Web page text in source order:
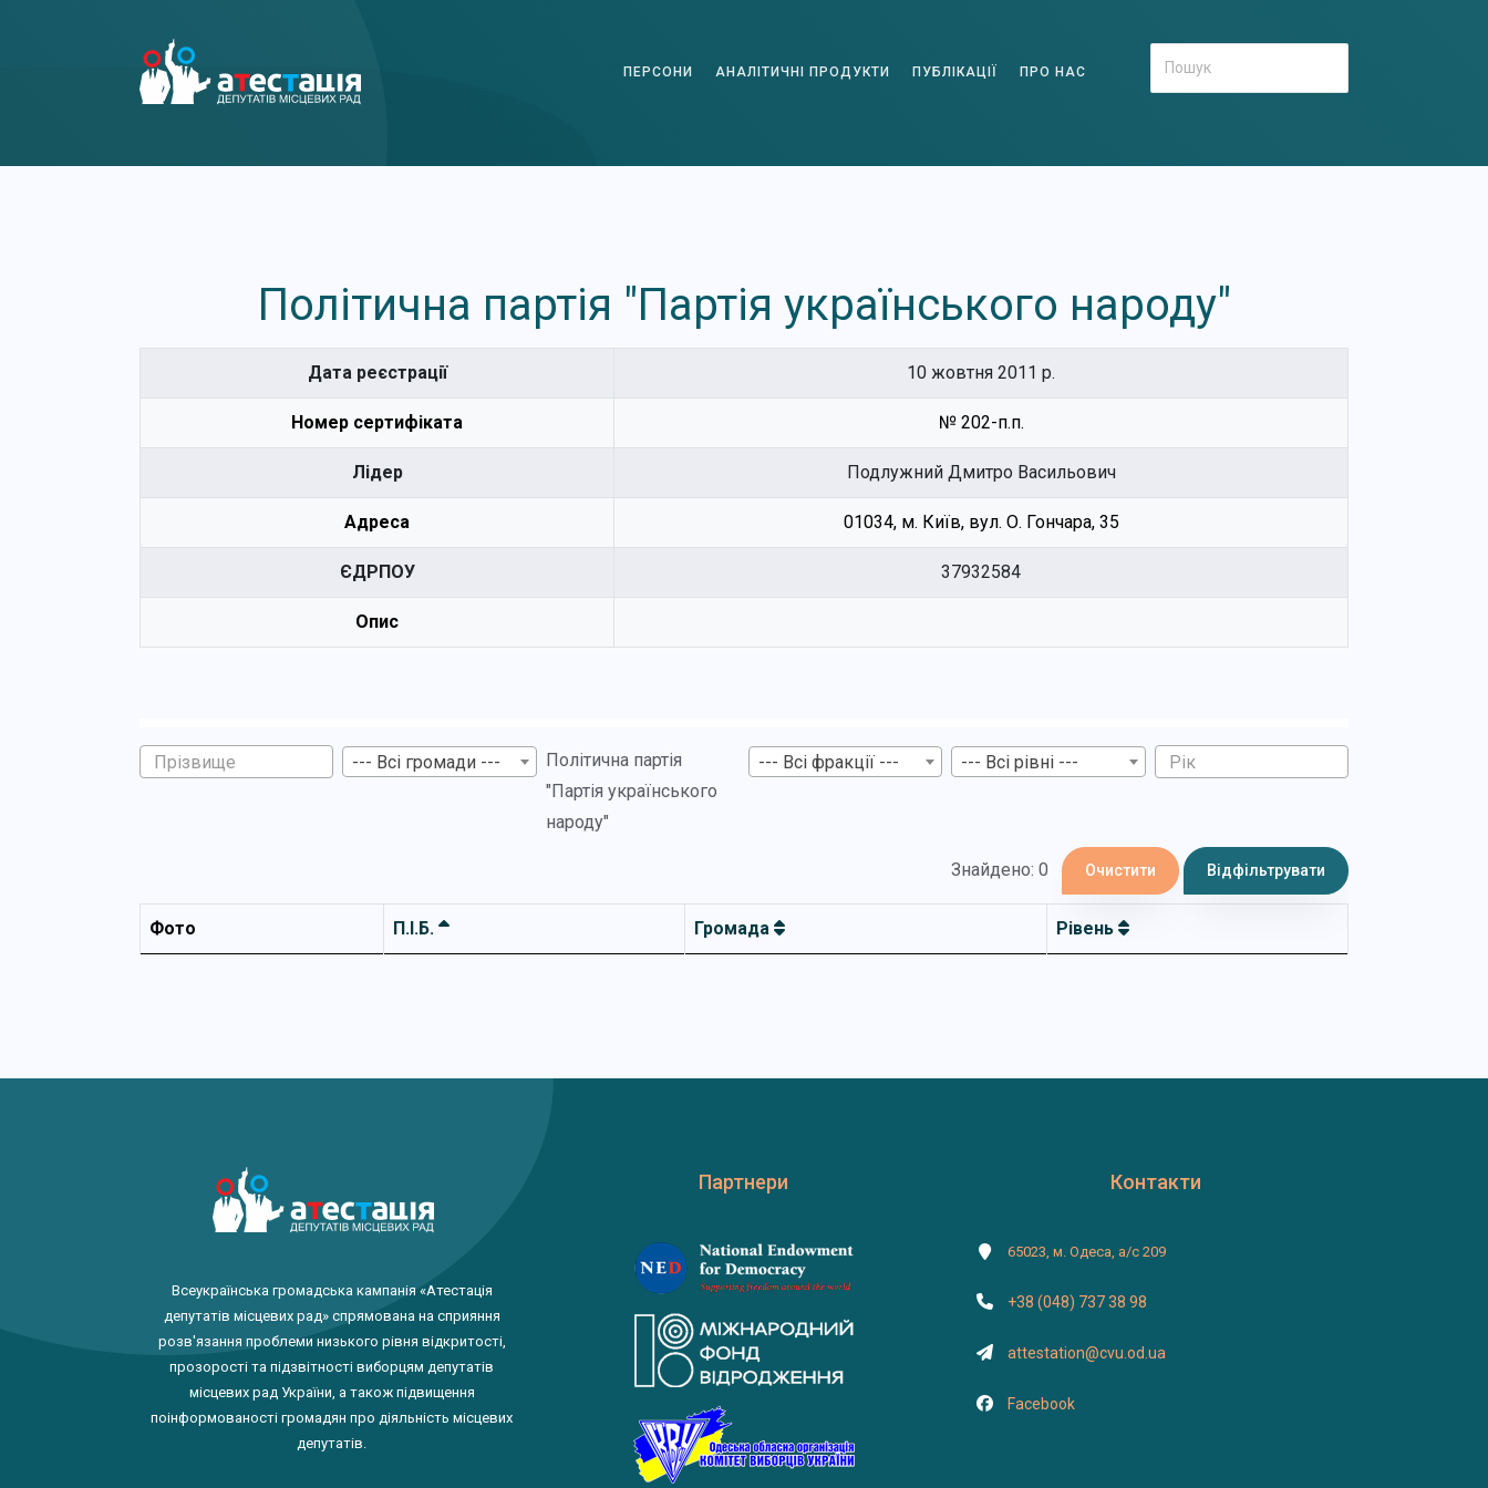
ПЕРСОНИ АНАЛІТИЧНІ ПРОДУКТИ ПУБЛІКАЦІЇ ПРО НАС
Політична партія "Партія українського народу"
Дата реєстрації 10 жовтня 2011 р.
Номер сертифіката № 202-п.п.
Лідер Подлужний Дмитро Васильович
Адреса 01034, м. Київ, вул. О. Гончара, 35
ЄДРПОУ 37932584
Опис
--- Всі громади ---
Політична партія
"Партія українського
народу"
--- Всі фракції --- --- Всі рівні ---
Знайдено: 0 Очистити Відфільтрувати
Фото П.І.Б. Громада Рівень
Всеукраїнська громадська кампанія «Атестація
депутатів місцевих рад» спрямована на сприяння
розв'язання проблеми низького рівня відкритості,
прозорості та підзвітності виборцям депутатів
місцевих рад України, а також підвищення
поінформованості громадян про діяльність місцевих
депутатів.
Партнери Контакти
65023, м. Одеса, а/с 209
+38 (048) 737 38 98
attestation@cvu.od.ua
Facebook